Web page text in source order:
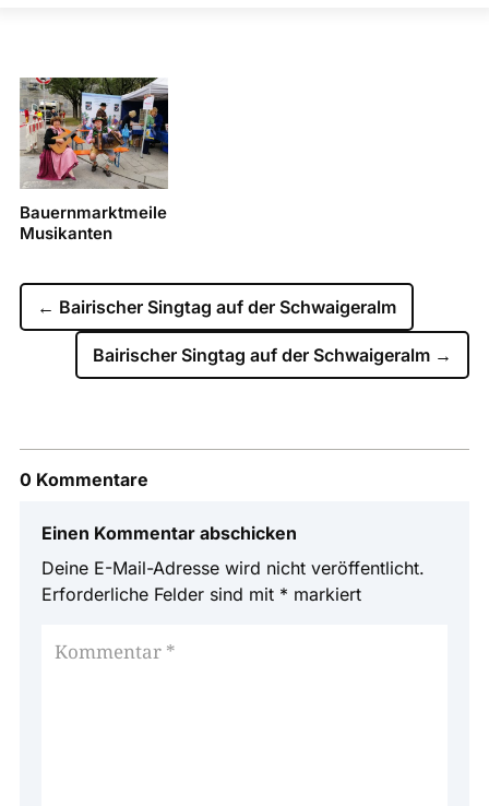
Bauernmarktmeile
Musikanten
← Bairischer Singtag auf der Schwaigeralm
Bairischer Singtag auf der Schwaigeralm →
0 Kommentare
Einen Kommentar abschicken
Deine E-Mail-Adresse wird nicht veröffentlicht.
Erforderliche Felder sind mit * markiert